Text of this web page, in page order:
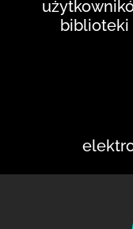
biblioteki